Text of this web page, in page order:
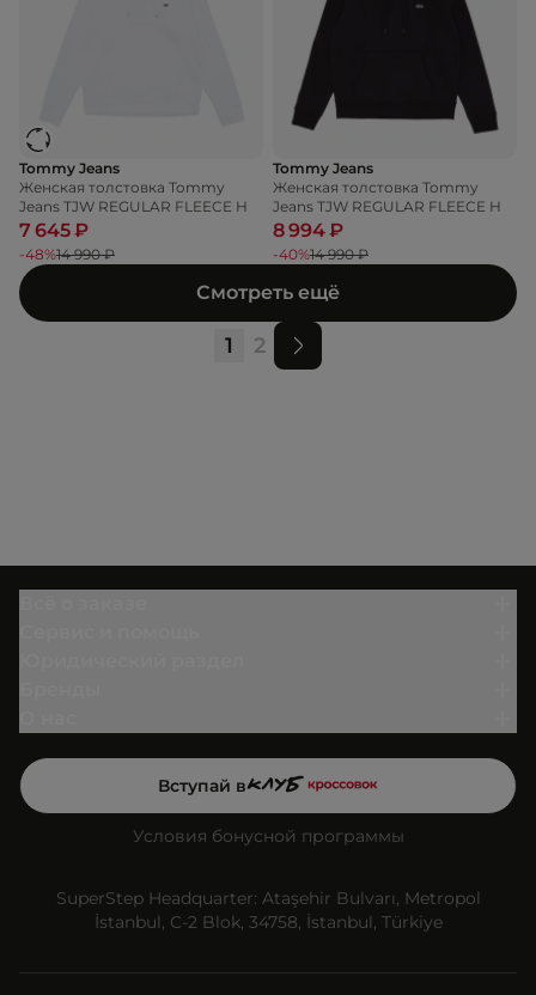
Tommy Jeans
Женская толстовка Tommy
Jeans TJW REGULAR FLEECE H
7 645 ₽
-48%14 990 ₽
Tommy Jeans
Женская толстовка Tommy
Jeans TJW REGULAR FLEECE H
8 994 ₽
-40%14 990 ₽
Смотреть ещё
1 2
Вступай в
Условия бонусной программы
SuperStep Headquarter: Ataşehir Bulvarı, Metropol
İstanbul, C-2 Blok, 34758, İstanbul, Türkiye